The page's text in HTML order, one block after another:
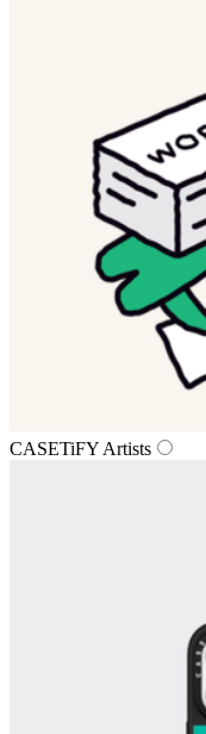
CASETiFY Artists